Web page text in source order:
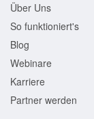
Über Uns
So funktioniert's
Blog
Webinare
Karriere
Partner werden